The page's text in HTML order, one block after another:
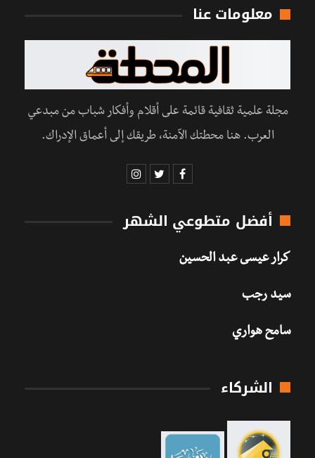
معلومات عنا
مجلة علمية ثقافية قائمة على أقلام وأفكار شباب من مبدعي
العرب. هنا محطتك الآمنة، طريقك إلى أعماق الإدراك.
أفضل متطوعي الشهر
كرار عيسى عبد الحسين
سيد رجب
سامح هواري
الشركاء